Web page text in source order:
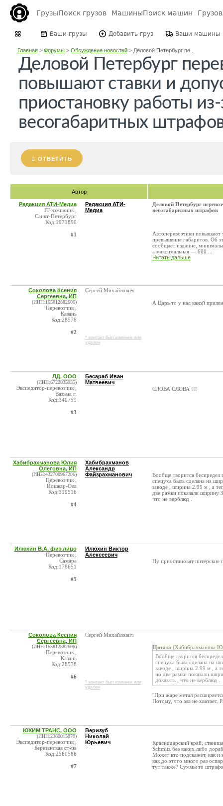
ГрузыПоиск грузов МашиныПоиск машин
Ваши грузы Добавить груз Ваши машины
Главная> Форумы> Обсуждение новостей> Деловой Петербург пе...
Деловой Петербург
повышают ставки и
приостановку работы из-
весогабаритных
ОТВЕТИТЬ
Автор
Редакция АТИ-Медиа
IT-компания ,
Санкт-Петербург
Код:1971890
#1
Редакция АТИ-
Медиа
Деловой Петербург
весогабаритных штрафов
Автоперевозчики повышают
превышение габаритов. Об
сообщает издание,
а максимальная — 600 ...
Читать дальше
Соколова Ксения
Сергеевна, ИП
(ИНН:165812882606)
Перевозчик ,
Казань
Код:28578
#2
Сергей Михайлович
* контакт был изменен или
удален
А Царь то у нас какой
ЛД, ООО
(ИНН:6722035035)
Экспедитор-перевозчик ,
Вязьма г.
Код:340759
#3
Бесараб Иван
Матвеевич
СЛОВА СЛОВА !!!
Хабибрахманова Юлия
Олеговна, ИП
(ИНН:432700967206)
Перевозчик ,
Йошкар-Ола
Код:319516
#4
Хабибрахманов
Александр
Файзрахманович
Вообще творится
спецуха была сделана на
заводе , ширина 2.99 м , а
две рамки показали ширину
что не верблюд .
Илюхин В.А. физ.лицо
Перевозчик ,
Самара
Код:178651
#5
Илюхин Виктор
Алексеевич
Ну приостановят питерские
Соколова Ксения
Сергеевна, ИП
(ИНН:165812882606)
Перевозчик ,
Казань
Код:28578
#6
Сергей Михайлович
* контакт был изменен или
удален
Цитата (Хабибрахманова
Вообще творится
спецуха была сделана на
заводе , ширина 2.99 м , а
но две рамки показали
доказать , что не верблюд .
"При жаре метал
Потому, что зла не хватает.
ЮХИМ ТРАНС, ООО
(ИНН:2360015870)
Экспедитор-перевозчик ,
Березанская ст-ца
Код:2560586
#7
Веризуб
Николай
Юрьевич
Краснодарский край,
Schmitz без каких либо
Может кто подскажет, как и
как до этого много раз
тут также? Суммы то